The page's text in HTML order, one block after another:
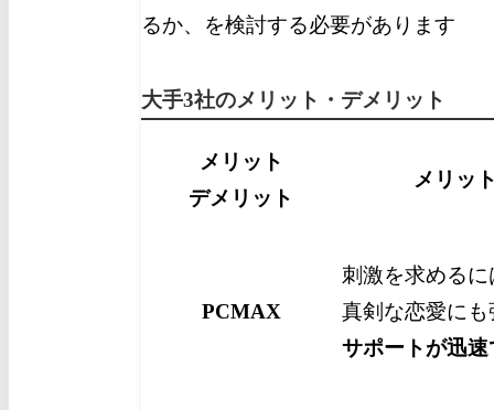
るか、を検討する必要があります
大手3社のメリット・デメリット
メリット
デメリット
メリッ
PCMAX
刺激を求めるに
真剣な恋愛にも
サポートが迅速